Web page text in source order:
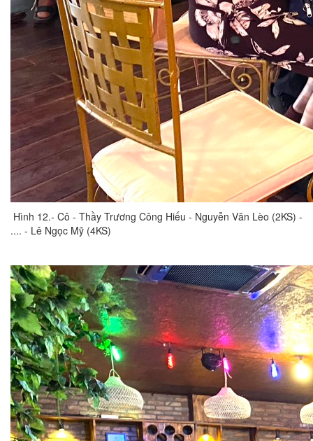
Hình 12.- Cô - Thầy Trương Công Hiếu - Nguyễn Văn Lèo (2KS) -
.... - Lê Ngọc Mỹ (4KS)